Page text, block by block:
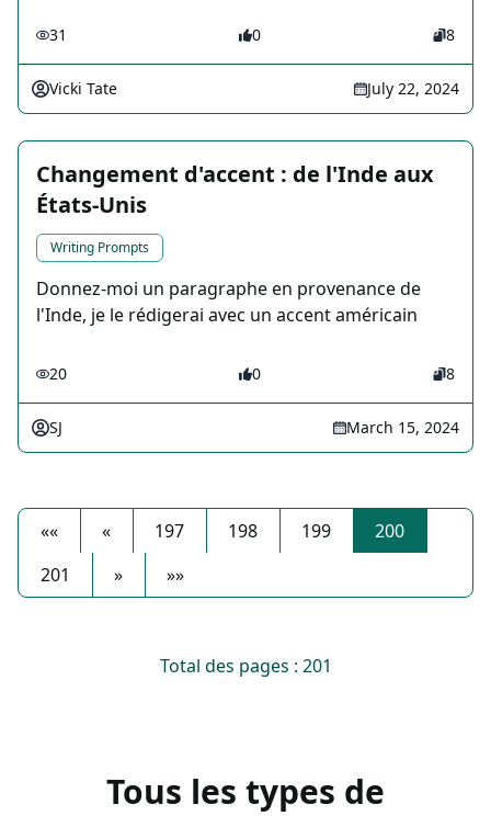
31 0 8
Vicki Tate July 22, 2024
Changement d'accent : de l'Inde aux
États-Unis
Writing Prompts
Donnez-moi un paragraphe en provenance de
l'Inde, je le rédigerai avec un accent américain
20 0 8
SJ March 15, 2024
«« « 197 198 199
200
201
» »»
Total des pages : 201
Tous les types de